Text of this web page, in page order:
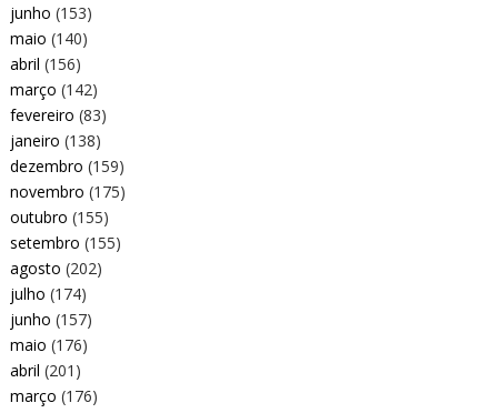
junho (153)
maio (140)
abril (156)
março (142)
fevereiro (83)
janeiro (138)
dezembro (159)
novembro (175)
outubro (155)
setembro (155)
agosto (202)
julho (174)
junho (157)
maio (176)
abril (201)
março (176)